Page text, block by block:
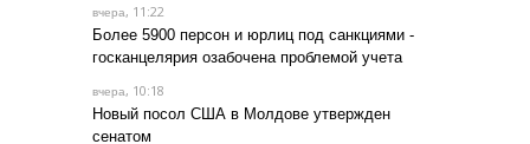
вчера, 11:22
Более 5900 персон и юрлиц под санкциями -
госканцелярия озабочена проблемой учета
вчера, 10:18
Новый посол США в Молдове утвержден
сенатом